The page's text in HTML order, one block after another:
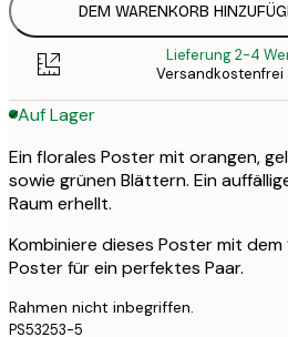
DEM WARENKORB
Lieferung 2-4
Versandkostenfrei
Auf Lager
Ein florales Poster mit orangen,
sowie grünen Blättern. Ein
Raum erhellt.
Kombiniere dieses Poster mit dem
Poster für ein perfektes Paar.
Rahmen nicht inbegriffen.
PS53253-5